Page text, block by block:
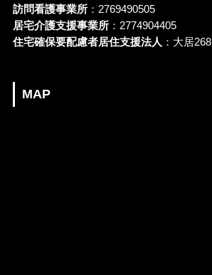
訪問看護事業所：2769490505
居宅介護支援事業所：2774904405
住宅確保要配慮者居住支援法人 ：大居268
MAP